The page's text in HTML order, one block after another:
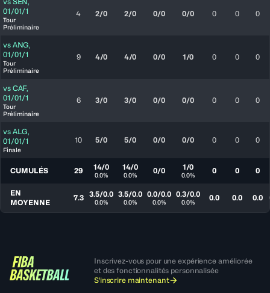
01/01/1
Tour
Préliminaire
4 2/0 2/0 0/0 0/0 0 0 0
vs ANG,
01/01/1
Tour
Préliminaire
9 4/0 4/0 0/0 1/0 0 0 0
vs CAF,
01/01/1
Tour
Préliminaire
6 3/0 3/0 0/0 0/0 0 0 0
vs ALG,
01/01/1
Finale
10 5/0 5/0 0/0 0/0 0 0 0
CUMULÉS 29 14/0
0.0%
14/0
0.0% 0/0 1/0
0.0% 0 0 0
EN
MOYENNE
7.3 3.5/0.0
0.0%
3.5/0.0
0.0%
0.0/0.0
0.0%
0.3/0.0
0.0% 0.0 0.0 0.0
Inscrivez-vous pour une expérience améliorée
et des fonctionnalités personnalisée
S'inscrire maintenant